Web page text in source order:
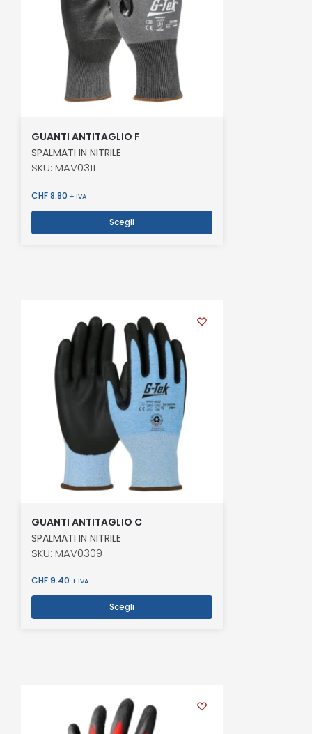
GUANTI ANTITAGLIO F
SPALMATI IN NITRILE
SKU: MAV0311
CHF8.80 + IVA
Scegli
GUANTI ANTITAGLIO C
SPALMATI IN NITRILE
SKU: MAV0309
CHF9.40 + IVA
Scegli